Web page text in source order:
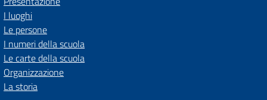
I luoghi
Le persone
I numeri della scuola
Le carte della scuola
Organizzazione
La storia